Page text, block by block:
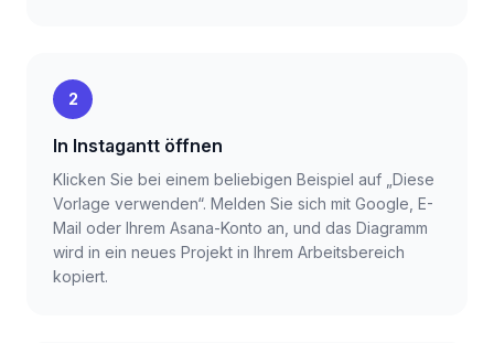
2
In Instagantt öffnen
Klicken Sie bei einem beliebigen Beispiel auf „Diese
Vorlage verwenden“. Melden Sie sich mit Google, E-
Mail oder Ihrem Asana-Konto an, und das Diagramm
wird in ein neues Projekt in Ihrem Arbeitsbereich
kopiert.